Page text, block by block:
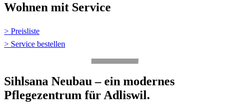
Wohnen mit Service
> Preisliste
> Service bestellen
Sihlsana Neubau – ein modernes
Pflegezentrum für Adliswil.